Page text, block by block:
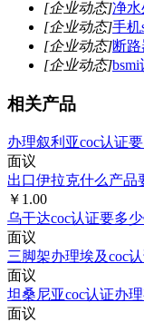
[企业动态]净
[企业动态]手机
[企业动态]断
[企业动态]
相关产品
办理叙利亚coc认证
面议
出口伊拉克什么产品
￥1.00
乌干达coc认证要多
面议
三脚架办理埃及coc
面议
坦桑尼亚coc认证办
面议